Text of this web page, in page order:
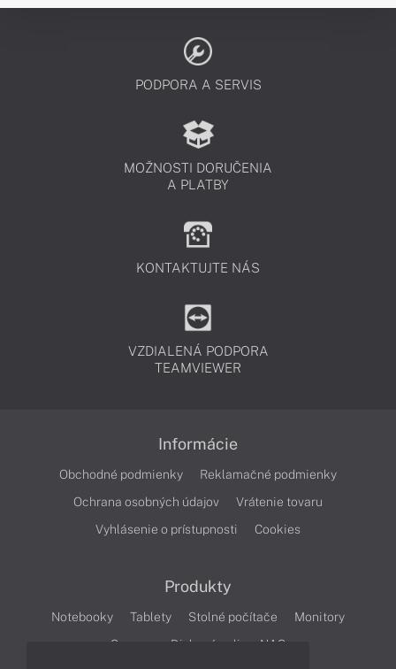
PODPORA A SERVIS
MOŽNOSTI DORUČENIA
A PLATBY
KONTAKTUJTE NÁS
VZDIALENÁ PODPORA
TEAMVIEWER
Informácie
Obchodné podmienky
Reklamačné podmienky
Ochrana osobných údajov
Vrátenie tovaru
Vyhlásenie o prístupnosti
Cookies
Produkty
Notebooky Tablety Stolné počítače
Monitory
Servery
Diskové polia a NAS